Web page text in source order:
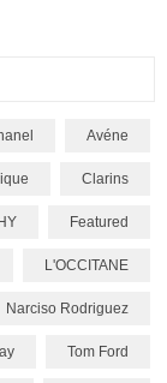
Avéne
Clarins
Featured
L'OCCITANE
Narciso Rodriguez
Tom Ford